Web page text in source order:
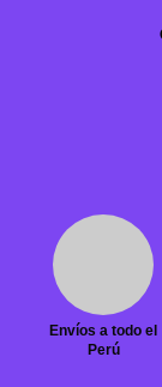
Envíos a todo el
Perú